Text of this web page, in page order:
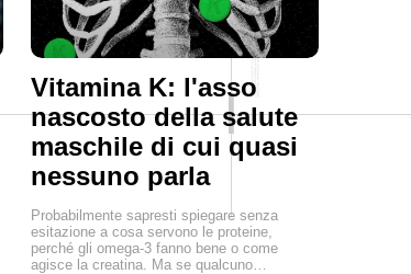
Vitamina K: l'asso
nascosto della salute
maschile di cui quasi
nessuno parla
Probabilmente sapresti spiegare senza
esitazione a cosa servono le proteine,
perché gli omega-3 fanno bene o come
agisce la creatina. Ma se qualcuno…